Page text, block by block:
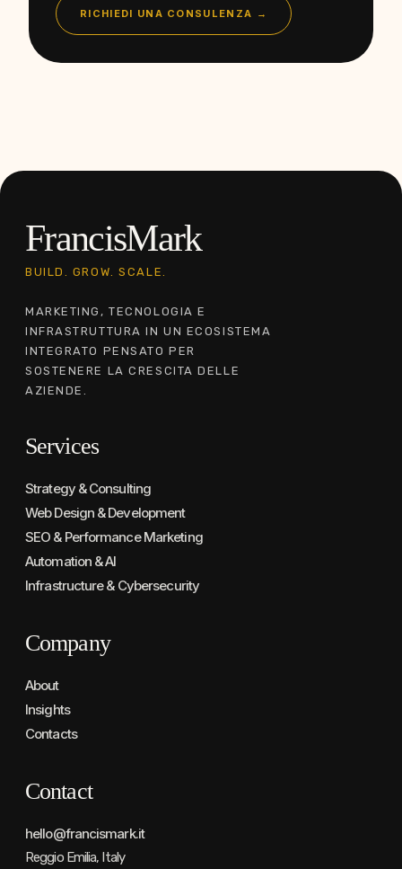
RICHIEDI UNA CONSULENZA →
FrancisMark
BUILD. GROW. SCALE.
MARKETING, TECNOLOGIA E
INFRASTRUTTURA IN UN ECOSISTEMA
INTEGRATO PENSATO PER
SOSTENERE LA CRESCITA DELLE
AZIENDE.
Services
Strategy & Consulting
Web Design & Development
SEO & Performance Marketing
Automation & AI
Infrastructure & Cybersecurity
Company
About
Insights
Contacts
Contact
hello@francismark.it
Reggio Emilia, Italy